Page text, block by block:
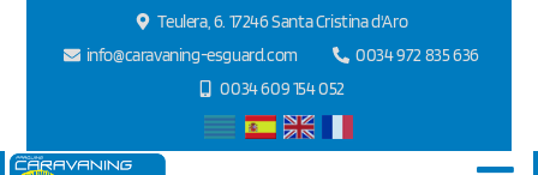
Teulera, 6. 17246 Santa Cristina d'Aro
info@caravaning-esguard.com
0034 972 835 636
0034 609 154 052